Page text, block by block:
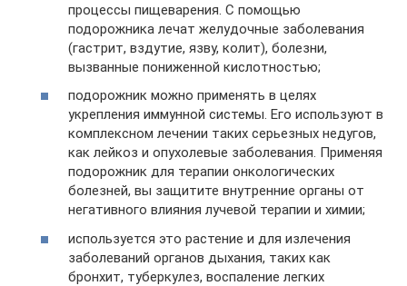
процессы пищеварения. С помощью
подорожника лечат желудочные заболевания
(гастрит, вздутие, язву, колит), болезни,
вызванные пониженной кислотностью;
подорожник можно применять в целях
укрепления иммунной системы. Его используют в
комплексном лечении таких серьезных недугов,
как лейкоз и опухолевые заболевания. Применяя
подорожник для терапии онкологических
болезней, вы защитите внутренние органы от
негативного влияния лучевой терапии и химии;
используется это растение и для излечения
заболеваний органов дыхания, таких как
бронхит, туберкулез, воспаление легких